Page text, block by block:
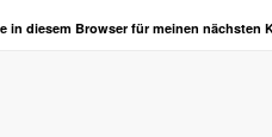
in diesem Browser für meinen nächsten